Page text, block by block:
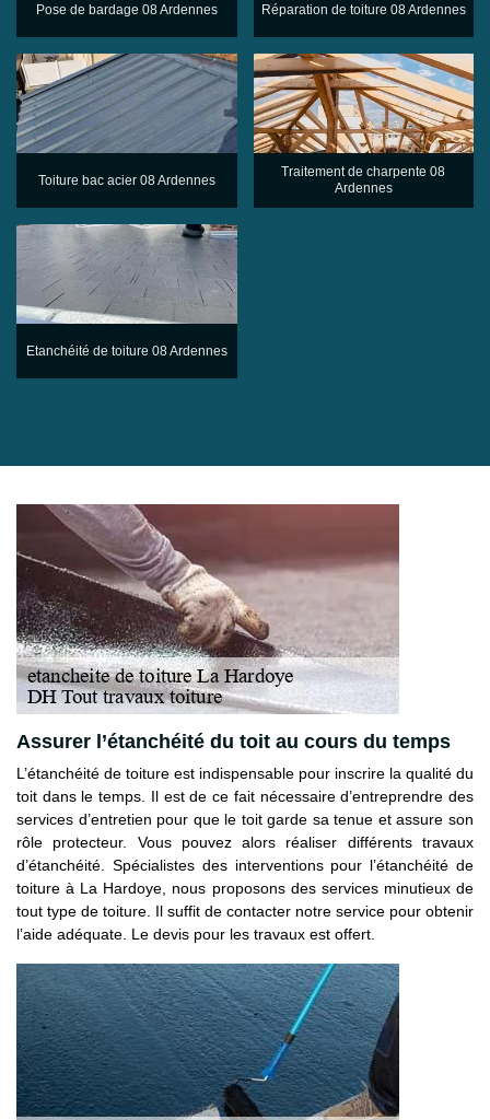
Pose de bardage 08 Ardennes Réparation de toiture 08 Ardennes
Toiture bac acier 08 Ardennes
Traitement de charpente 08
Ardennes
Etanchéité de toiture 08 Ardennes
Assurer l’étanchéité du toit au cours du temps
L’étanchéité de toiture est indispensable pour inscrire la qualité du
toit dans le temps. Il est de ce fait nécessaire d’entreprendre des
services d’entretien pour que le toit garde sa tenue et assure son
rôle protecteur. Vous pouvez alors réaliser différents travaux
d’étanchéité. Spécialistes des interventions pour l’étanchéité de
toiture à La Hardoye, nous proposons des services minutieux de
tout type de toiture. Il suffit de contacter notre service pour obtenir
l’aide adéquate. Le devis pour les travaux est offert.